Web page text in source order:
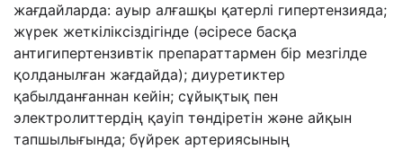
жағдайларда: ауыр алғашқы қатерлі гипертензияда;
жүрек жеткіліксіздігінде (әсіресе басқа
антигипертензивтік препараттармен бір мезгілде
қолданылған жағдайда); диуретиктер
қабылданғаннан кейін; сұйықтық пен
электролиттердің қауіп төндіретін және айқын
тапшылығында; бүйрек артериясының